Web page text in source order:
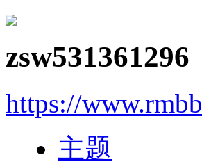
zsw531361296
https://
主题